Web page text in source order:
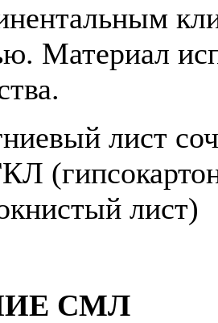
Материал
лист
лист)
СМЛ